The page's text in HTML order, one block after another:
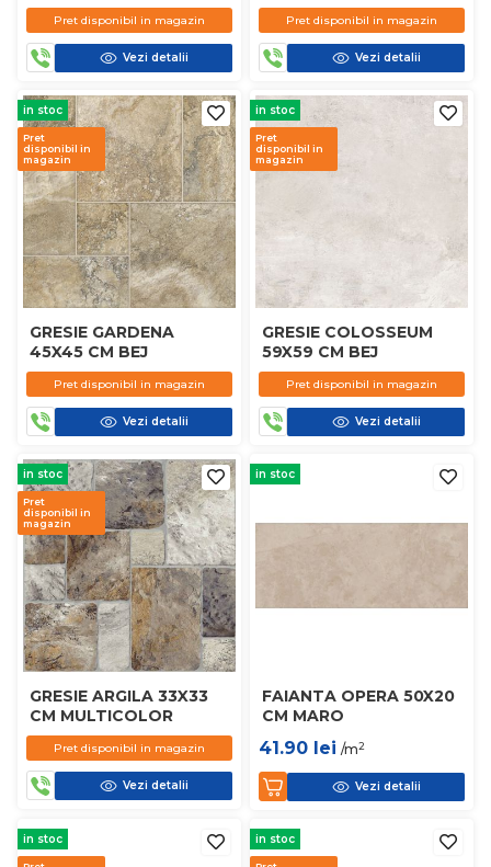
Pret disponibil in magazin
Vezi detalii
Pret disponibil in magazin
Vezi detalii
in stoc
Pret
disponibil in
magazin
GRESIE GARDENA
45X45 CM BEJ
Pret disponibil in magazin
Vezi detalii
in stoc
Pret
disponibil in
magazin
GRESIE COLOSSEUM
59X59 CM BEJ
Pret disponibil in magazin
Vezi detalii
in stoc
Pret
disponibil in
magazin
GRESIE ARGILA 33X33
CM MULTICOLOR
Pret disponibil in magazin
Vezi detalii
in stoc
FAIANTA OPERA 50X20
CM MARO
41.90 lei /m2
Vezi detalii
in stoc in stoc